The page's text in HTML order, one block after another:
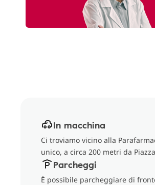
In macchina
Ci troviamo vicino alla
unico, a circa 200 metri da
Parcheggi
È possibile parcheggiare di